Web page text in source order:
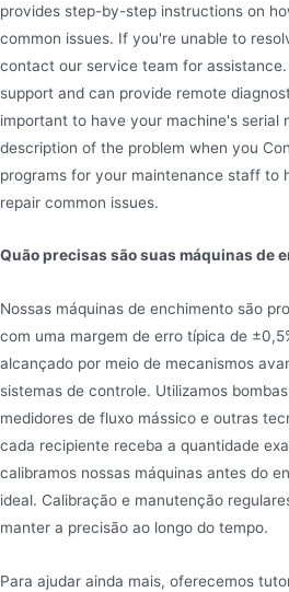
provides step-by-step instructions on
common issues. If you're unable to
contact our service team for
support and can provide remote
important to have your machine's serial
description of the problem when you
programs for your maintenance staff to
repair common issues.
Quão precisas são suas máquinas de
Nossas máquinas de enchimento são
com uma margem de erro típica de
alcançado por meio de mecanismos
sistemas de controle. Utilizamos
medidores de fluxo mássico e outras
cada recipiente receba a quantidade
calibramos nossas máquinas antes do
ideal. Calibração e manutenção
manter a precisão ao longo do tempo.
Para ajudar ainda mais, oferecemos